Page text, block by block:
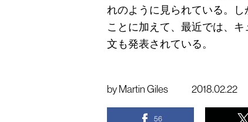
れのように見られている。
ことに加えて、最近では、
文も発表されている。
by Martin Giles 2018.02.22
56